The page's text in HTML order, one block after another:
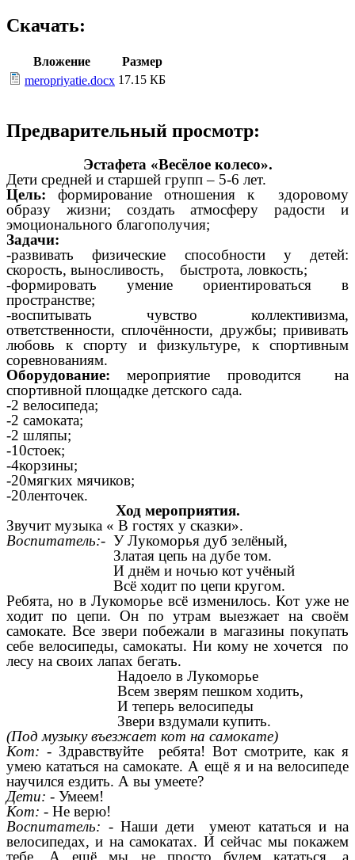
Скачать:
Вложение
Размер
meropriyatie.docx 17.15 КБ
Предварительный просмотр:
Эстафета «Весёлое колесо».
Дети средней и старшей групп – 5-6 лет.
Цель: формирование отношения к здоровому
образу жизни; создать атмосферу радости и
эмоционального благополучия;
Задачи:
-развивать физические способности у детей:
скорость, выносливость, быстрота, ловкость;
-формировать умение ориентироваться в
пространстве;
-воспитывать чувство коллективизма,
ответственности, сплочённости, дружбы; прививать
любовь к спорту и физкультуре, к спортивным
соревнованиям.
Оборудование:мероприятие проводится на
спортивной площадке детского сада.
-2 велосипеда;
-2 самоката;
-2 шляпы;
-10стоек;
-4корзины;
-20мягких мячиков;
-20ленточек.
Ход мероприятия.
Звучит музыка « В гостях у сказки».
Воспитатель:- У Лукоморья дуб зелёный,
Златая цепь на дубе том.
И днём и ночью кот учёный
Всё ходит по цепи кругом.
Ребята, но в Лукоморье всё изменилось. Кот уже не
ходит по цепи. Он по утрам выезжает на своём
самокате. Все звери побежали в магазины покупать
себе велосипеды, самокаты. Ни кому не хочется по
лесу на своих лапах бегать.
Надоело в Лукоморье
Всем зверям пешком ходить,
И теперь велосипеды
Звери вздумали купить.
(Под музыку въезжает кот на самокате)
Кот: - Здравствуйте ребята! Вот смотрите, как я
умею кататься на самокате. А ещё я и на велосипеде
научился ездить. А вы умеете?
Дети: - Умеем!
Кот: - Не верю!
Воспитатель: - Наши дети умеют кататься и на
велосипедах, и на самокатах. И сейчас мы покажем
тебе. А ещё мы не просто будем кататься, а